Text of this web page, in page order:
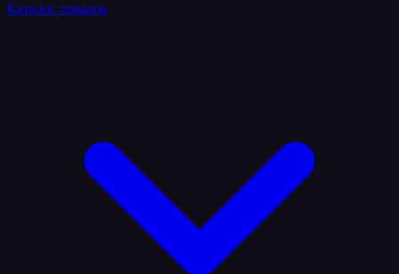
Каталог товаров